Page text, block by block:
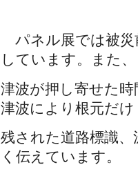
パネル展では被災
しています。また、
津波が押し寄せた
津波により根元だけ
残された道路標識
く伝えています。